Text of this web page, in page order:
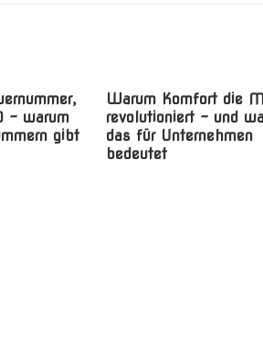
– warum
gibt
Warum Komfort die
revolutioniert – und
das für Unternehmen
bedeutet